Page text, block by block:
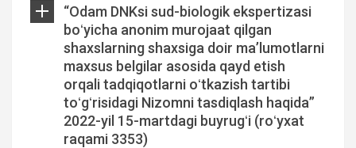
“Odam DNKsi sud-biologik ekspertizasi
boʻyicha anonim murojaat qilgan
shaxslarning shaxsiga doir maʼlumotlarni
maxsus belgilar asosida qayd etish
orqali tadqiqotlarni oʻtkazish tartibi
toʻgʻrisidagi Nizomni tasdiqlash haqida”
2022-yil 15-martdagi buyrugʻi (roʻyxat
raqami 3353)